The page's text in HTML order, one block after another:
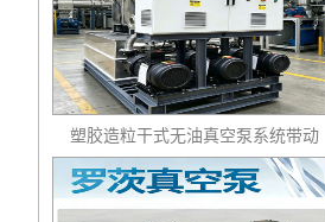
塑胶造粒干式无油真空泵系统带动
多条产线集中抽真空环保节能